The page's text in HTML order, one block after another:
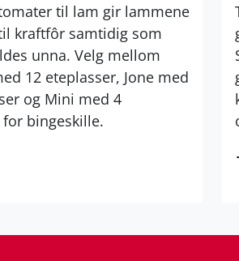
til lam gir lammene
kraftfôr samtidig som
unna. Velg mellom
12 eteplasser, Jone med
og Mini med 4
bingeskille.